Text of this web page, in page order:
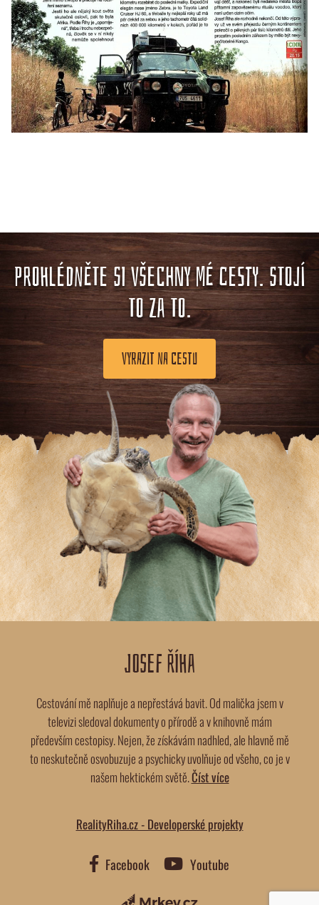
PROHLÉDNĚTE SI VŠECHNY MÉ CESTY. STOJÍ
TO ZA TO.
VYRAZIT NA CESTU
JOSEF ŘÍHA
Cestování mě naplňuje a nepřestává bavit. Od malička jsem v
televizi sledoval dokumenty o přírodě a v knihovně mám
především cestopisy. Nejen, že získávám nadhled, ale hlavně mě
to neskutečně osvobuzuje a psychicky uvolňuje od všeho, co je v
našem hektickém světě.Číst více
RealityRiha.cz - Developerské projekty
Facebook Youtube